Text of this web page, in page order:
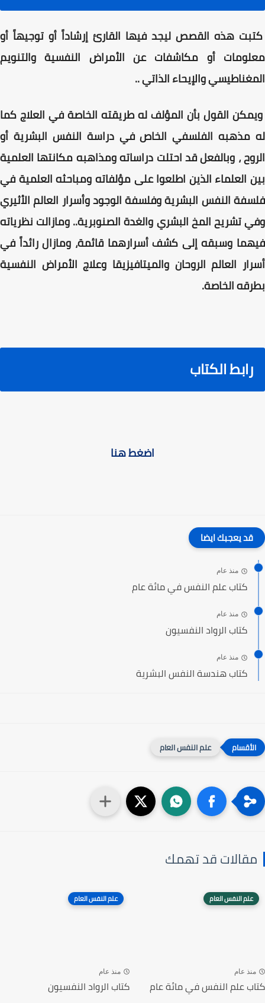
كتبت هذه القصص ليجد فيها القارئ إرشاداً أو توجيهاً أو
معلومات أو مكاشفات عن الأمراض النفسية والتنويم
المغناطيسي والإيحاء الذاتي ..
ويمكن القول بأن المؤلف له طريقته الخاصة في العلاج كما
له مذهبه الفلسفي الخاص في دراسة النفس البشرية أو
الروح ، وبالفعل قد احتلت دراساته ومذاهبه مكانتها العلمية
بين العلماء الذين اطلعوا على مؤلفاته ومباحثه العلمية في
فلسفة النفس البشرية وفلسفة الوجود وأسرار العالم الأثيري
وفي تشريح المخ البشري والغدة الصنوبرية.. ومازالت نظرياته
فيهما وسبقه إلى كشف أسرارهما قائمة، ومازال رائداً في
أسرار العالم الروحان والميتافيزيقا وعلاج الأمراض النفسية
بطرقه الخاصة.
رابط الكتاب
اضغط هنا
قد يعجبك ايضا
منذ عام
كتاب علم النفس في مائة عام
منذ عام
كتاب الرواد النفسيون
منذ عام
كتاب هندسة النفس البشرية
علم النفس العام
مقالات قد تهمك
علم النفس العام
منذ عام
كتاب علم النفس في مائة عام
علم النفس العام
منذ عام
كتاب الرواد النفسيون